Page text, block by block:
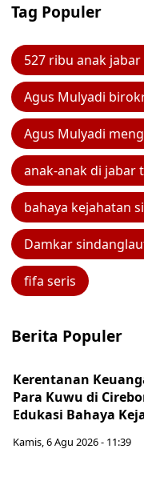
Tag Populer
527 ribu anak
Agus Mulyadi
Agus Mulyadi
anak-anak di jabar
bahaya kejahatan
Damkar
fifa seris
Berita Populer
Kerentanan
Para Kuwu di
Edukasi Bahaya
Kamis, 6 Agu 2026 - 11:39